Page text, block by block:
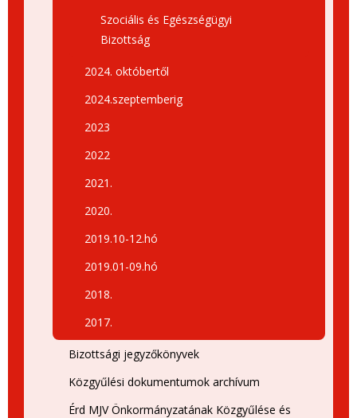
Szociális és Egészségügyi
Bizottság
2024. októbertől
2024.szeptemberig
2023
2022
2021.
2020.
2019.10-12.hó
2019.01-09.hó
2018.
2017.
Bizottsági jegyzőkönyvek
Közgyűlési dokumentumok archívum
Érd MJV Önkormányzatának Közgyűlése és